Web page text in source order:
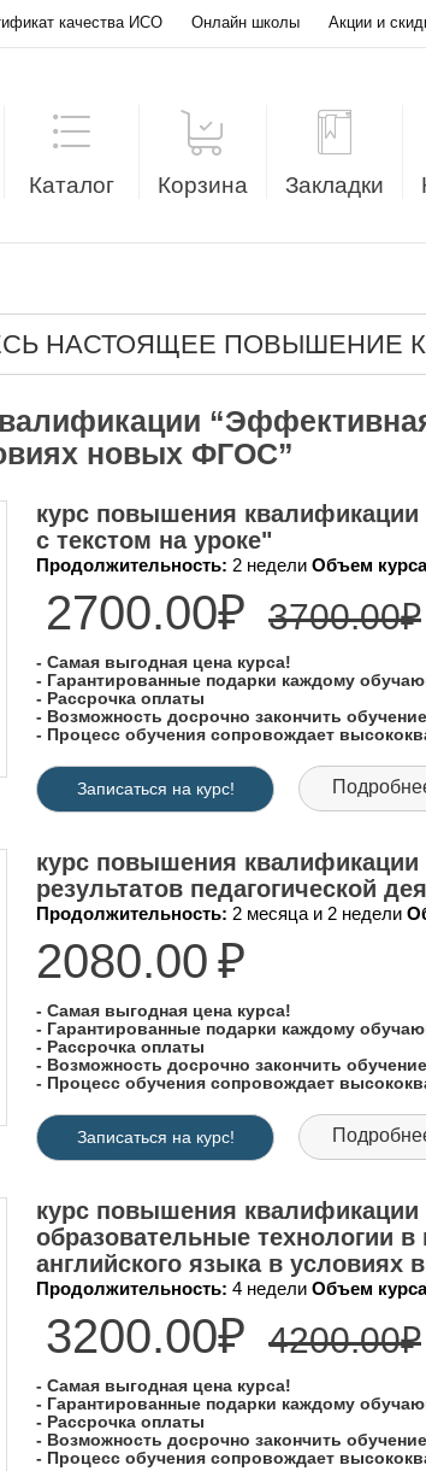
качества ИСО Онлайн школы Акции и
Каталог Корзина Закладки
НАСТОЯЩЕЕ ПОВЫШЕНИЕ
“Эффективная
новых ФГОС”
курс повышения
с текстом на уроке"
Продолжительность: 2 недели Объем
2700.00₽ 3700.00₽
- Самая выгодная цена курса!
- Гарантированные подарки каждому
- Рассрочка оплаты
- Возможность досрочно закончить
- Процесс обучения сопровождает
Записаться на курс!
курс повышения квалификации
результатов педагогической
Продолжительность: 2 месяца и 2 недели
2080.00 ₽
- Самая выгодная цена курса!
- Гарантированные подарки каждому
- Рассрочка оплаты
- Возможность досрочно закончить
- Процесс обучения сопровождает
Записаться на курс!
курс повышения
образовательные технологии в
английского языка в
Продолжительность: 4 недели Объем
3200.00₽ 4200.00₽
- Самая выгодная цена курса!
- Гарантированные подарки каждому
- Рассрочка оплаты
- Возможность досрочно закончить
- Процесс обучения сопровождает